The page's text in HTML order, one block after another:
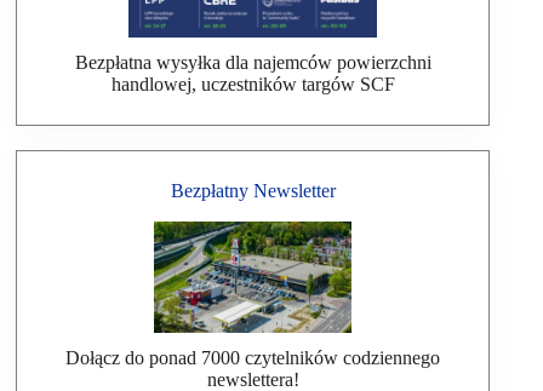
Bezpłatna wysyłka dla najemców powierzchni
handlowej, uczestników targów SCF
Bezpłatny Newsletter
Dołącz do ponad 7000 czytelników codziennego
newslettera!